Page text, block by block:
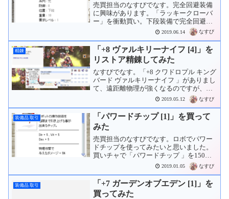
売買担当のなすびでなす。完全回避装備
に興味があります。「ラッキークローバ
ー」を衝動買い。下段装備で完全回避が2
上がります。露店で45Mzでした。
2019.06.14 なすび
精錬
「+8 ヴァルキリーナイフ [4]」を
リストア精錬してみた
なすびでなす。「+8 クワドロプル キング
バード ヴァルキリーナイフ 」がありまし
て、遠距離物理が強くなるのですが、元
の攻撃力が低めなのでやや使い勝手が悪
いです。「アマツ夜桜千本参り」（精錬
祭）の「炎神降臨」の時間になったので
「リストア精...
2019.05.12 なすび
装備品 取引
「パワードチップ [1]」を買って
みた
売買担当のなすびでなす。ロボでパワー
ドチップを使ってみたいと思いました。
買いチャで「パワードチップ 」を150Mz
で購入。相場が200Mzくらいなので安く
買えた感じ？パワードセットと組み合わ
せてみたところ、「アームズキャノン」
の詠唱が半分に...
2019.01.05 なすび
装備品 取引
「+7 ガーデンオブエデン [1]」を
買ってみた